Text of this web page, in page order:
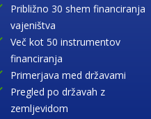
Približno 30 shem financiranja
vajeništva
Več kot 50 instrumentov
financiranja
Primerjava med državami
Pregled po državah z
zemljevidom